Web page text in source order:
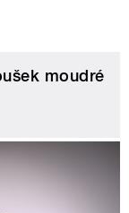
moudré